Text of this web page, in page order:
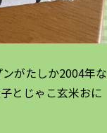
がたしか2004年な
とじゃこ玄米おに